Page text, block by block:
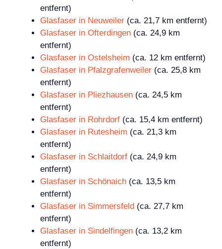
entfernt)
Glasfaser in Neuweiler (ca. 21,7 km entfernt)
Glasfaser in Ofterdingen (ca. 24,9 km
entfernt)
Glasfaser in Ostelsheim (ca. 12 km entfernt)
Glasfaser in Pfalzgrafenweiler (ca. 25,8 km
entfernt)
Glasfaser in Pliezhausen (ca. 24,5 km
entfernt)
Glasfaser in Rohrdorf (ca. 15,4 km entfernt)
Glasfaser in Rutesheim (ca. 21,3 km
entfernt)
Glasfaser in Schlaitdorf (ca. 24,9 km
entfernt)
Glasfaser in Schönaich (ca. 13,5 km
entfernt)
Glasfaser in Simmersfeld (ca. 27,7 km
entfernt)
Glasfaser in Sindelfingen (ca. 13,2 km
entfernt)